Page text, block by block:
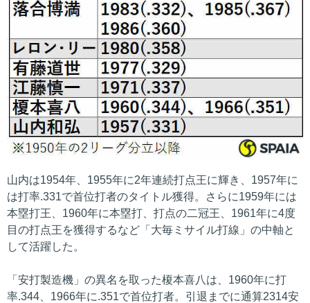
山内は1954年、1955年に2年連続打点王に輝き、1957年に
は打率.331で首位打者のタイトル獲得。さらに1959年には
本塁打王、1960年に本塁打、打点の二冠王、1961年に4度
目の打点王を獲得するなど「大毎ミサイル打線」の中軸と
して活躍した。
「安打製造機」の異名を取った榎本喜八は、1960年に打
率.344、1966年に.351で首位打者。引退までに通算2314安